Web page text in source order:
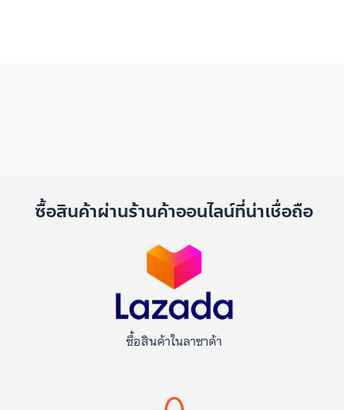
ซื้อสินค้าผ่านร้านค้าออนไลน์ที่น่าเชื่อถือ
ซื้อสินค้าในลาซาด้า